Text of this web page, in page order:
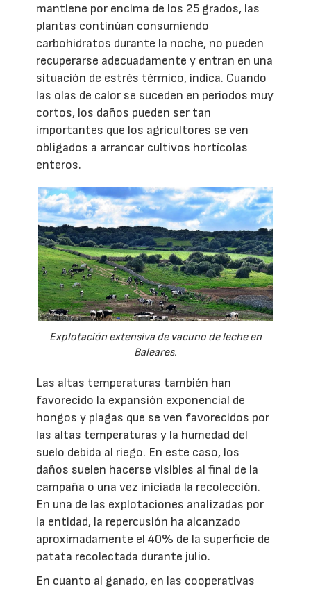
mantiene por encima de los 25 grados, las
plantas continúan consumiendo
carbohidratos durante la noche, no pueden
recuperarse adecuadamente y entran en una
situación de estrés térmico, indica. Cuando
las olas de calor se suceden en periodos muy
cortos, los daños pueden ser tan
importantes que los agricultores se ven
obligados a arrancar cultivos hortícolas
enteros.
Explotación extensiva de vacuno de leche en
Baleares.
Las altas temperaturas también han
favorecido la expansión exponencial de
hongos y plagas que se ven favorecidos por
las altas temperaturas y la humedad del
suelo debida al riego. En este caso, los
daños suelen hacerse visibles al final de la
campaña o una vez iniciada la recolección.
En una de las explotaciones analizadas por
la entidad, la repercusión ha alcanzado
aproximadamente el 40% de la superficie de
patata recolectada durante julio.
En cuanto al ganado, en las cooperativas